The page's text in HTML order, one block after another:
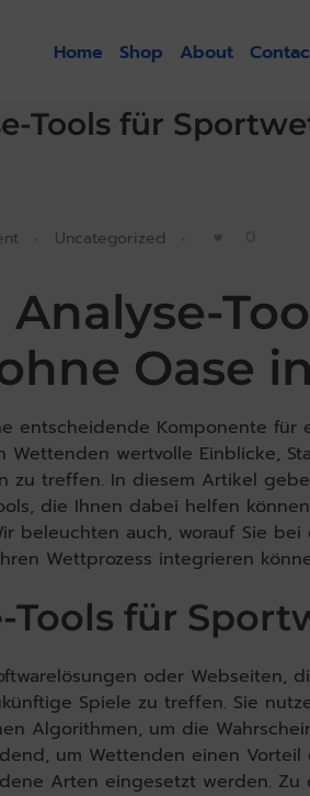
Home Shop About
Tools für
Uncategorized
Oase
entscheidende Komponente
Wettenden wertvolle Einblicke,
zu treffen. In diesem Artikel
die Ihnen dabei helfen
beleuchten auch, worauf Sie bei
Wettprozess integrieren
Tools für
oder Webseiten,
Spiele zu treffen. Sie
Algorithmen, um die
um Wettenden einen
Arten eingesetzt werden.